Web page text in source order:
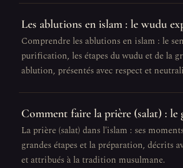
Les ablutions en islam : le wudu
Comprendre les ablutions en islam : le
purification, les étapes du wudu et de la
ablution, présentés avec respect et
Comment faire la prière (salat) : le
La prière (salat) dans l'islam : ses
grandes étapes et la préparation, décrits
et attribués à la tradition musulmane.